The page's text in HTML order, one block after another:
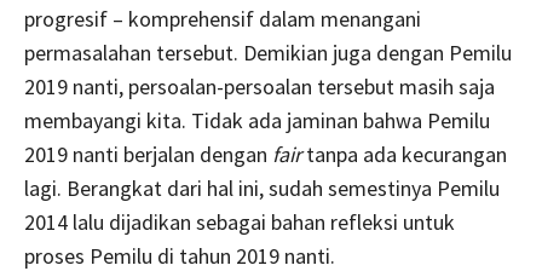
progresif – komprehensif dalam menangani
permasalahan tersebut. Demikian juga dengan Pemilu
2019 nanti, persoalan-persoalan tersebut masih saja
membayangi kita. Tidak ada jaminan bahwa Pemilu
2019 nanti berjalan dengan fairtanpa ada kecurangan
lagi. Berangkat dari hal ini, sudah semestinya Pemilu
2014 lalu dijadikan sebagai bahan refleksi untuk
proses Pemilu di tahun 2019 nanti.